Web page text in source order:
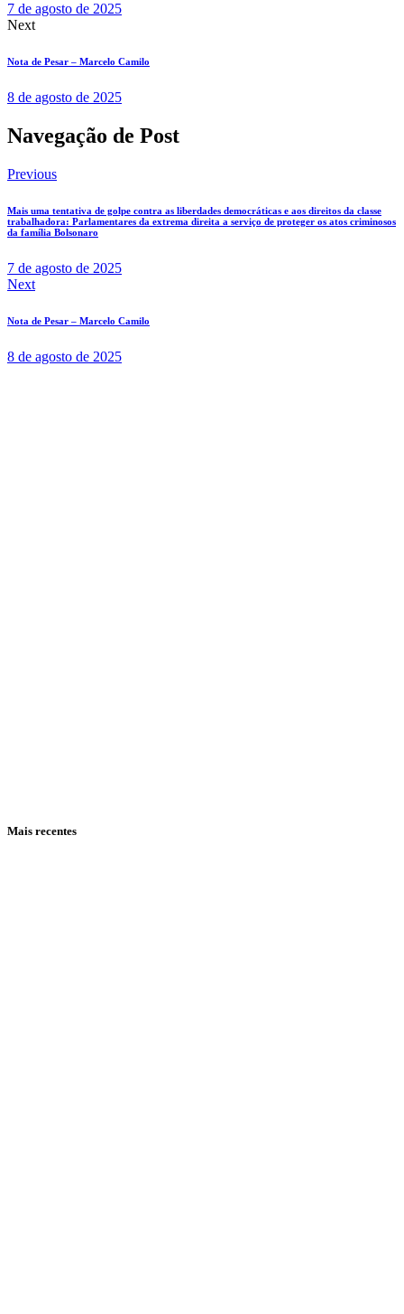
7 de agosto de 2025
Next
Nota de Pesar – Marcelo Camilo
8 de agosto de 2025
Navegação de Post
Previous
Mais uma tentativa de golpe contra as liberdades democráticas e aos direitos da classe
trabalhadora: Parlamentares da extrema direita a serviço de proteger os atos criminosos
da família Bolsonaro
7 de agosto de 2025
Next
Nota de Pesar – Marcelo Camilo
8 de agosto de 2025
Mais recentes